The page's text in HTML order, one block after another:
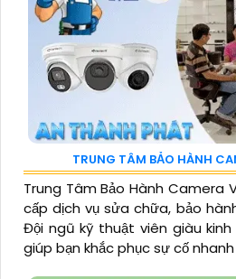
TRUNG TÂM BẢO HÀNH
Trung Tâm Bảo Hành Camera
cấp dịch vụ sửa chữa, bảo
Đội ngũ kỹ thuật viên giàu
giúp bạn khắc phục sự cố